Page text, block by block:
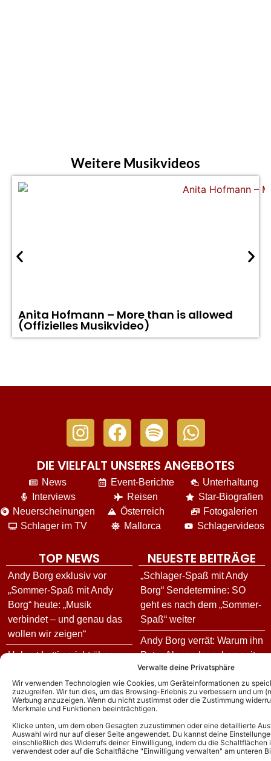
Verwalte deine Privatsphäre
Wir verwenden Technologien wie Cookies, um Geräteinformationen zu
zuzugreifen. Wir tun dies, um das Browsing-Erlebnis zu verbessern und um
Werbung anzuzeigen. Wenn du nicht zustimmst oder die Zustimmung
Merkmale und Funktionen beeinträchtigen.
Klicke unten, um dem oben Gesagten zuzustimmen oder eine detaillierte
Auswahl wird nur auf dieser Seite angewendet. Du kannst deine
einschließlich des Widerrufs deiner Einwilligung, indem du die
verwendest oder auf die Schaltfläche "Einwilligung verwalten" am unteren
Weitere Musikvideos
Anita Hofmann – More than is allowed
(Offizielles Musikvideo)
DIE VIELFALT UNSERES ANGEBOTES
News
Interviews
Neuerscheinungen
Schlager im TV
Event-Berichte
Reisen
Österreich
Mallorca
Unterhaltung
Star-Biografien
Fotogalerien
Schlagervideos
TOP NEWS
Andy Borg exklusiv vor
„Sommer-Spaß mit Andy
Borg“ heute: „Musik
verbindet – und genau das
wollen wir zeigen“
Helmut Lotti spricht über
Deutschland-Tour – und
enthüllt seine andere
musikalische Seite!
Fällt die Helene Fischer
Show 2026 doch aus? Das
NEUESTE BEITRÄGE
„Schlager-Spaß mit Andy
Borg“ Sendetermine: SO
geht es nach dem „Sommer-
Spaß“ weiter
Andy Borg verrät: Warum ihn
Peter Alexander schon seit
seiner Kindheit begleitet hat
Harpo feiert nach
Krebserkrankung sein
So lange kämpfte der „Movie
Star“-Sänger gegen den